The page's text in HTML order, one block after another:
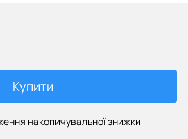
Купити
накопичувальної знижки